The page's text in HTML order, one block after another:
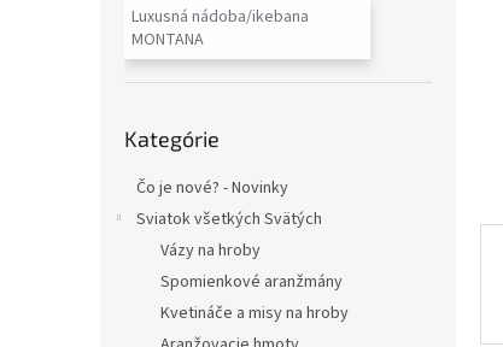
Luxusná nádoba/ikebana
MONTANA
kategórie
Kategórie
Čo je nové? - Novinky
Sviatok všetkých Svätých
Vázy na hroby
Spomienkové aranžmány
Kvetináče a misy na hroby